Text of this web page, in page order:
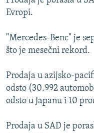
SPECIJALI RSE
VIŠE OD NASLOVA
GENOCID U SREBRENICI
POPLAVE I KLIZIŠTA U BIH
TV LIBERTY
POST SCRIPTUM
MOJA EVROPA
Sve RFE/RL stranice
Evropi.
"Mercedes-Benc" je
što je mesečni rekord.
Prodaja u azijsko-
odsto (30.992
odsto u Japanu i 10
Prodaja u SAD je